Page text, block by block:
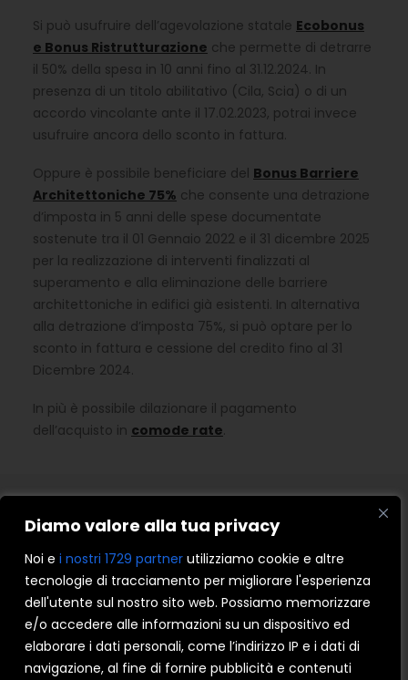
Diamo valore alla tua privacy
Noi e i nostri 1729 partner utilizziamo cookie e altre
tecnologie di tracciamento per migliorare l'esperienza
dell'utente sul nostro sito web. Possiamo memorizzare
e/o accedere alle informazioni su un dispositivo ed
elaborare i dati personali, come l’indirizzo IP e i dati di
navigazione, al fine di fornire pubblicità e contenuti
Si può usufruire dell’agevolazione statale Ecobonus
e Bonus Ristrutturazione che permette di detrarre
il 50% della spesa in 10 anni fino al 31.12.2024. In
presenza di un titolo abilitativo (Cila, Scia) o di un
accordo vincolante ante il 17.02.2023, potrai invece
usufruire ancora dello sconto in fattura.
Oppure è possibile beneficiare del Bonus Barriere
Architettoniche 75% che consente una detrazione
d’imposta in 5 anni delle spese documentate
sostenute tra il 01 Gennaio 2022 e il 31 dicembre 2025
per la realizzazione di interventi finalizzati al
superamento e alla eliminazione delle barriere
architettoniche in edifici già esistenti. In alternativa
alla detrazione d’imposta 75%, si può optare per lo
sconto in fattura e cessione del credito fino al 31
Dicembre 2024.
In più è possibile dilazionare il pagamento
dell’acquisto in comode rate.
CERCA SUBITO UN RIVENDITORE DI
SERRAMENTI I NOBILI!